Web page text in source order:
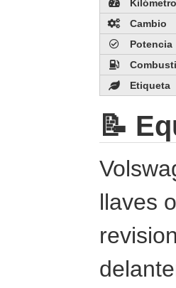
Cambio
Potencia
Etiqueta
📝
llaves